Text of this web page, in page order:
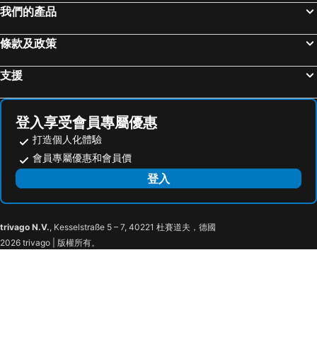
Hotel Green Mark
Daiwa Roynet Hotel Sendai-nishiguchi
Hotel Unisite Sendai
Hotel Premium Green Hills
Hotel Route Inn Natori Iwanuma Interchange
Hoterunextii
Hotel Route-Inn Sendainagamachi Inter
Hotel Renaissance Sendai -Adult Only
R&B Hotel Sendai Higashiguchi
Washington R&B Hotel Sendai Higashiguchi
乳頭溫泉郷 黒湯溫泉
乳頭溫泉郷 大釜溫泉
Sunfesta
Sendai Sunpaza Hall
Event Hall Shoei
Festival Tanabata
Osaki Hachiman Shrine
Shiogama Shrine
Hitomebore Stadium Miyagi
Akiu Fall
Sakunami Hot Spring
Gran Deco Snow Resort
Hiraizumi
Hachimantai Resort Panorama Ski Area
Nasu Highland
我們的產品
條款及政策
支援
登入享受會員專屬優惠
打造個人化體驗
會員專屬優惠和會員價
登入
trivago N.V., Kesselstraße 5 – 7, 40221 杜賽道夫，德國
2026 trivago | 版權所有。